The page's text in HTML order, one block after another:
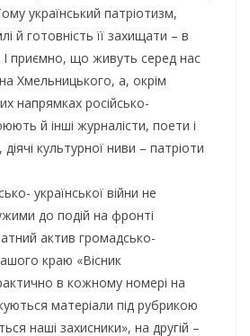
український патріотизм,
й готовність її захищати – в
І приємно, що живуть серед нас
Хмельницького, а, окрім
напрямках російсько-
й інші журналісти, поети і
культурної ниви – патріоти
української війни не
до подій на фронті
актив громадсько-
краю «Вісник
в кожному номері на
матеріали під рубрикою
наші захисники», на другій –